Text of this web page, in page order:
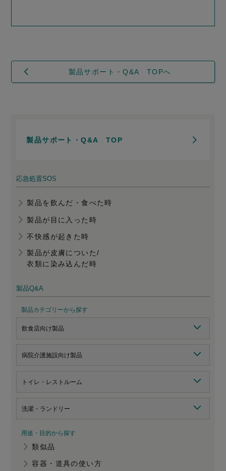
製品サポート・Q&A TOPへ
製品サポート・Q&A TOP
応急処置SOS
製品を飲んだ・食べた時
製品が目に入った時
不快感が起きた時
製品が皮膚についた/
衣類に染み込んだ時
製品Q&A
製品カテゴリーから探す
飲食店向け製品
病院介護施設向け製品
トイレ・レストルーム
洗濯・ランドリー
用途・目的から探す
類似品
容器・道具の使い方